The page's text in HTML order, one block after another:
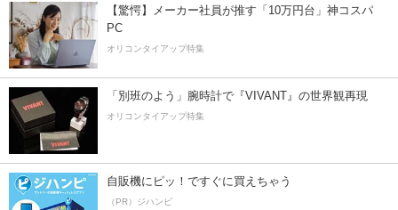
【驚愕】メーカー社員が推す「10万円台」神コスパ
PC
オリコンタイアップ特集
「別班のよう」腕時計で『VIVANT』の世界観再現
オリコンタイアップ特集
自販機にピッ！ですぐに買えちゃう
（PR）ジハンピ